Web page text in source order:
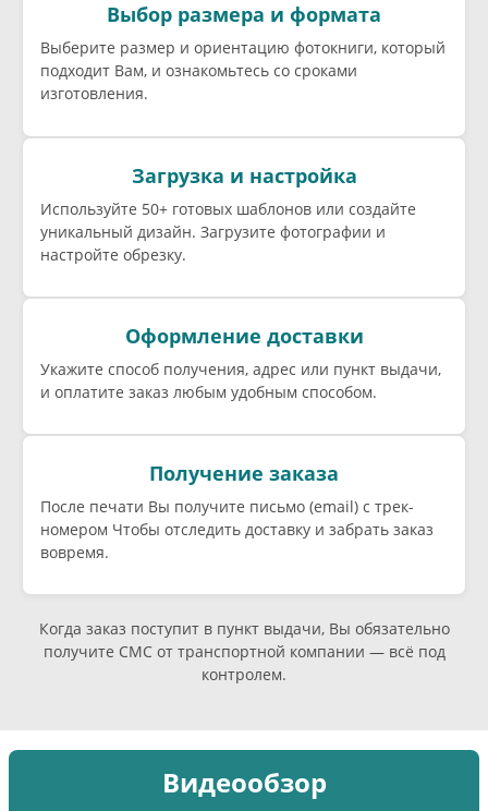
Выбор размера и формата
Выберите размер и ориентацию фотокниги, который
подходит Вам, и ознакомьтесь со сроками
изготовления.
Загрузка и настройка
Используйте 50+ готовых шаблонов или создайте
уникальный дизайн. Загрузите фотографии и
настройте обрезку.
Оформление доставки
Укажите способ получения, адрес или пункт выдачи,
и оплатите заказ любым удобным способом.
Получение заказа
После печати Вы получите письмо (email) c трек-
номером Чтобы отследить доставку и забрать заказ
вовремя.
Когда заказ поступит в пункт выдачи, Вы обязательно
получите СМС от транспортной компании — всё под
контролем.
Видеообзор